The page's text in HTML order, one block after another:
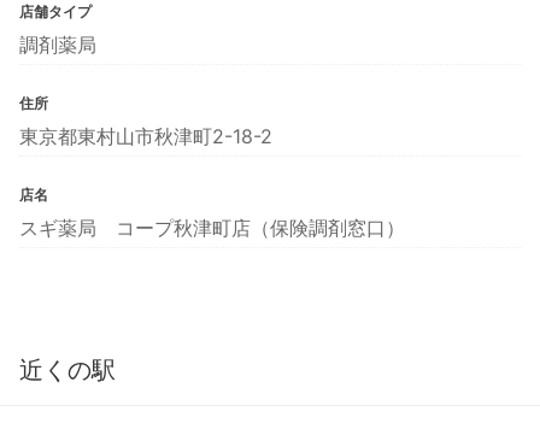
店舗タイプ
調剤薬局
住所
東京都東村山市秋津町2-18-2
店名
スギ薬局 コープ秋津町店（保険調剤窓口）
近くの駅